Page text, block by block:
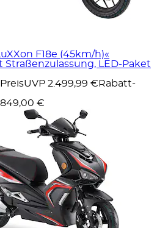
F18e (45km/h)«
Straßenzulassung, LED-Paket
UVP 2.499,99 € Rabatt-
€